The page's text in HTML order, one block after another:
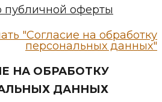
публичной оферты
"Согласие на обработку
персональных данных"
НА ОБРАБОТКУ
ДАННЫХ